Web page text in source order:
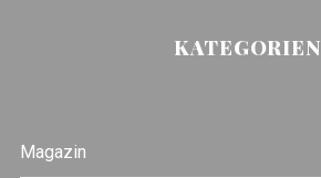
KATEGORIEN
Magazin